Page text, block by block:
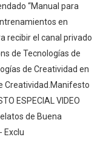
“Manual para
en
recibir el canal privado
de Tecnologías de
de Creatividad en
Creatividad.Manifesto
ESPECIAL VIDEO
de Buena
Exclu